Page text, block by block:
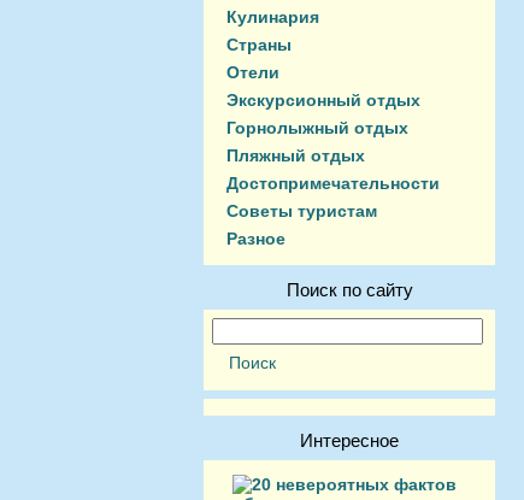
Кулинария
Страны
Отели
Экскурсионный отдых
Горнолыжный отдых
Пляжный отдых
Достопримечательности
Советы туристам
Разное
Поиск по сайту
Интересное